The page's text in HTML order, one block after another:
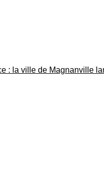
: la ville de Magnanville